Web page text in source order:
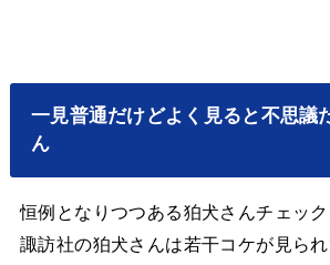
一見普通だけどよく見ると不思議
ん
恒例となりつつある狛犬さんチェック
諏訪社の狛犬さんは若干コケが見られ